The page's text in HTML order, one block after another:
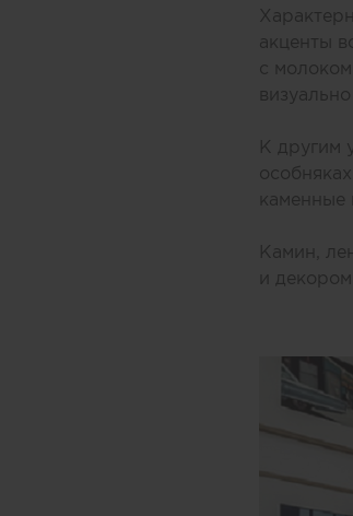
акценты
с
К другим
каменные
Камин,
и декором.